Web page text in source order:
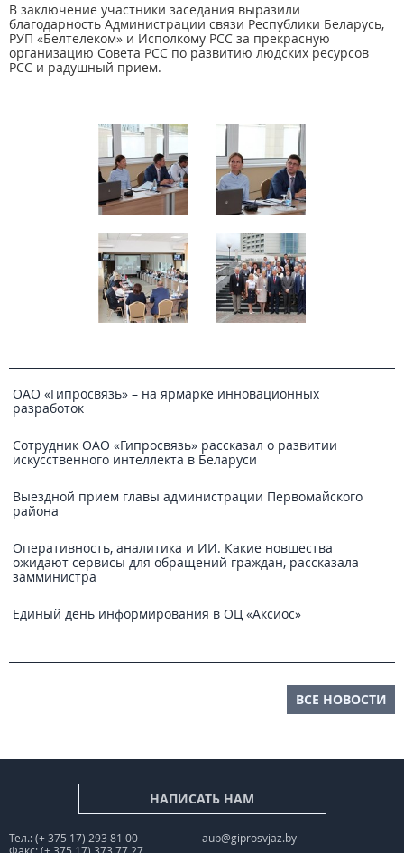
В заключение участники заседания выразили
благодарность Администрации связи Республики Беларусь,
РУП «Белтелеком» и Исполкому РСС за прекрасную
организацию Совета РСС по развитию людских ресурсов
РСС и радушный прием.
ОАО «Гипросвязь» – на ярмарке инновационных
разработок
Сотрудник ОАО «Гипросвязь» рассказал о развитии
искусственного интеллекта в Беларуси
Выездной прием главы администрации Первомайского
района
Оперативность, аналитика и ИИ. Какие новшества
ожидают сервисы для обращений граждан, рассказала
замминистра
Единый день информирования в ОЦ «Аксиос»
ВСЕ НОВОСТИ
НАПИСАТЬ НАМ
Тел.: (+ 375 17) 293 81 00
aup@giprosvjaz.by